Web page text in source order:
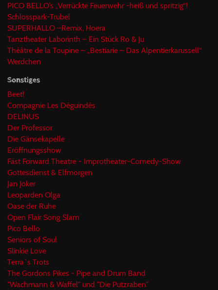
PICO BELLO’s „Verrückte Feuerwehr -heiß und spritzig“!
Schlosspark-Trubel
SUPERHALLO –Remix, Hoera
Tanztheater Laborinth – Ein Stück Ro & Ju
Théâtre de la Toupine – „Bestiarie – Das Alpentierkarussell“
Werdchen
Sonstiges
Beet!
Compagnie Les Déguindés
DELINUS
Der Professor
Die Gänsekapelle
Eröffnungsshow
Fast Forward Theatre - Improtheater-Comedy-Show
Gottesdienst & Elfmorgen
Jan Joker
Leoparden Olga
Oase der Ruhe
Open Flair Song Slam
Pico Bello
Seniors of Soul
Slinkie Love
Terra`s Trots
The Gordons Pikes - Pipe and Drum Band
"Wachmann & Waffel" und "Die Putzraben"